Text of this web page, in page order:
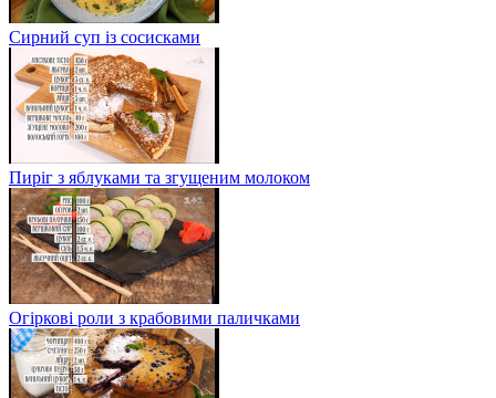
Сирний суп із сосисками
Пиріг з яблуками та згущеним молоком
Огіркові роли з крабовими паличками